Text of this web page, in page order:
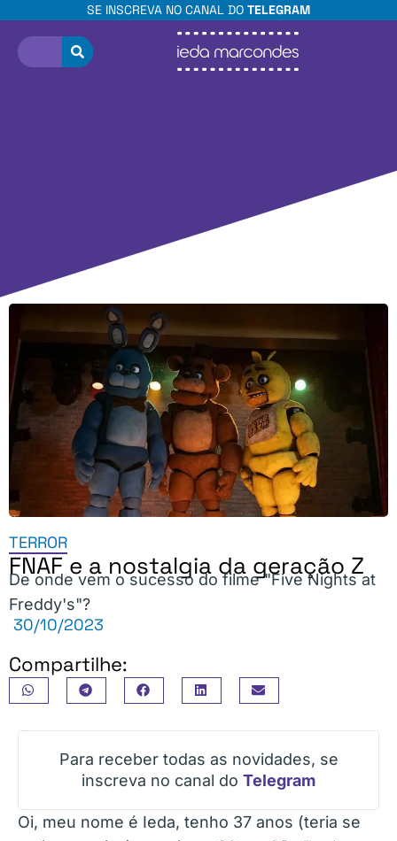
SE INSCREVA NO CANAL DO TELEGRAM
TERROR
FNAF e a nostalgia da geração Z
De onde vem o sucesso do filme "Five Nights at
Freddy's"?
30/10/2023
Compartilhe:
Para receber todas as novidades, se
inscreva no canal do Telegram
Oi, meu nome é Ieda, tenho 37 anos (teria se